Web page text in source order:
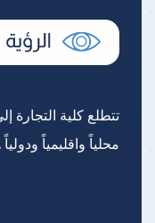
تتطلع كلية التجارة
محلياً واقليمياً ودولياً